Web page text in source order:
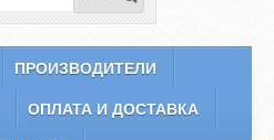
ПРОИЗВОДИТЕЛИ
ОПЛАТА И ДОСТАВКА